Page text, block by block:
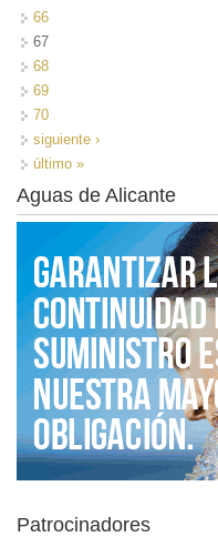
66
67
68
69
70
siguiente ›
último »
Aguas de Alicante
Patrocinadores